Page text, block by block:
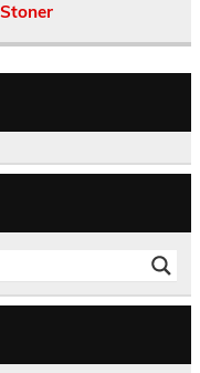
Stoner